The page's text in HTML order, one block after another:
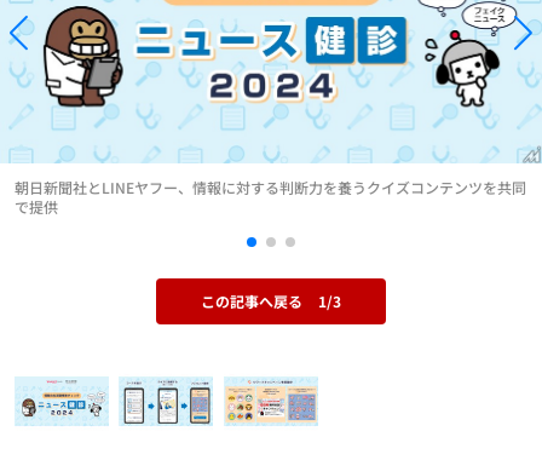
朝日新聞社とLINEヤフー、情報に対する判断力を養うクイズコンテンツを共同
で提供
この記事へ戻る 1/3